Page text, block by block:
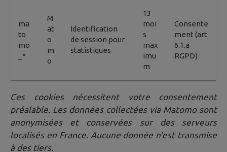
ma
to
mo
_*
M
at
o
m
o
Identification
de session pour
statistiques
13
moi
s
max
imu
m
Consente
ment (art.
6.1.a
RGPD)
Ces cookies nécessitent votre consentement
préalable. Les données collectées via Matomo sont
anonymisées et conservées sur des serveurs
localisés en France. Aucune donnée n'est transmise
à des tiers.